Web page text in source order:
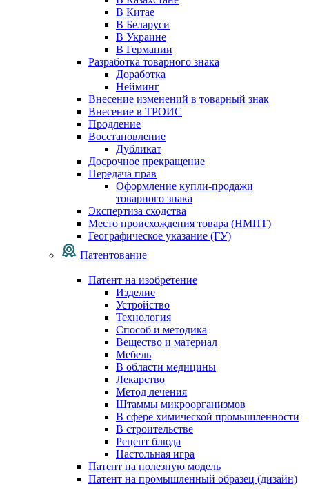
В Китае
В Беларуси
В Украине
В Германии
Разработка товарного знака
Доработка
Нейминг
Внесение изменений в товарный знак
Внесение в ТРОИС
Продление
Восстановление
Дубликат
Досрочное прекращение
Передача прав
Оформление купли-продажи
товарного знака
Экспертиза сходства
Место происхождения товара (НМПТ)
Географическое указание (ГУ)
Патентование
Патент на изобретение
Изделие
Устройство
Технология
Способ и методика
Вещество и материал
Мебель
В области медицины
Лекарство
Метод лечения
Штаммы микроорганизмов
В сфере химической промышленности
В строительстве
Рецепт блюда
Настольная игра
Патент на полезную модель
Патент на промышленный образец (дизайн)